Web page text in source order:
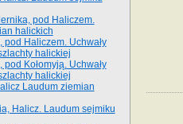
pod Haliczem.
halickich
pod Haliczem. Uchwały
halickiej
Kołomyją. Uchwały
halickiej
Laudum ziemian
Halicz. Laudum sejmiku